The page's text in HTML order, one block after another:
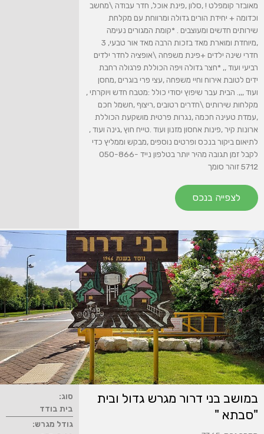
מאובזר קומפלט ! ,סלון ,פינת אוכל, חדר עבודה \מחשב
וכדומה + יחידת הורים גדולה ומרווחת עם מקלחת
שירותים חדשים ומעוצבים . *קומת המגורים נעימה
,מיוחדת ומוארת מאד בזכות הרבה מאד אור טבעי, 3
חדרי שינה ילדים +פינת משפחה \אופציה לחדר ילדים
רביעי ועוד ,, *חצר גדולה ויפה הכוללת פרגולה רחבת
ידים לטובת אירוח וחיי משפחה ,עצי פרי בוגרים ,מחסן
ועוד ,,,. הבית עבר שיפוץ יסודי כולל :מטבח חדש ויוקרתי ,
מקלחות שירותים \חדרים רטובים ,ריצוף ,חשמל חכם
,עמדת טעינה חכמה ,נגרות פרטית מושקעת הכוללת
ארונות קיר ,פינות אחסון מזנון ועוד .טייח חוץ ,גינה ועוד ,
לתיאום ביקור בנכס ופרטים נוספים ,מבקש וממליץ כדי
לקבל זמן תגובה מהיר יותר בטלפון נייד 050-866-
5712 זוהר סומך
לצפייה בנכס
במושב בני דרור מגרש גדול ובית
"סבתא "
סוג:
בית בודד
גודל מגרש: